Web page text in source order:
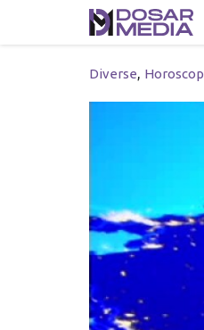
Diverse, Horoscop